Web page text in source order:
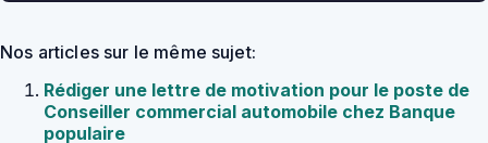
Nos articles sur le même sujet:
Rédiger une lettre de motivation pour le poste de
Conseiller commercial automobile chez Banque
populaire